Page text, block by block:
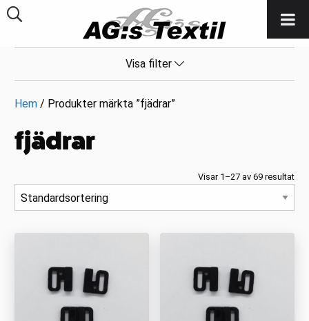
Visa filter
Hem / Produkter märkta ”fjädrar”
fjädrar
Visar 1–27 av 69 resultat